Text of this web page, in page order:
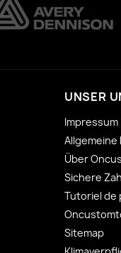
UNSER
Impressum
Über
Sichere
Tutoriel de
Sitemap